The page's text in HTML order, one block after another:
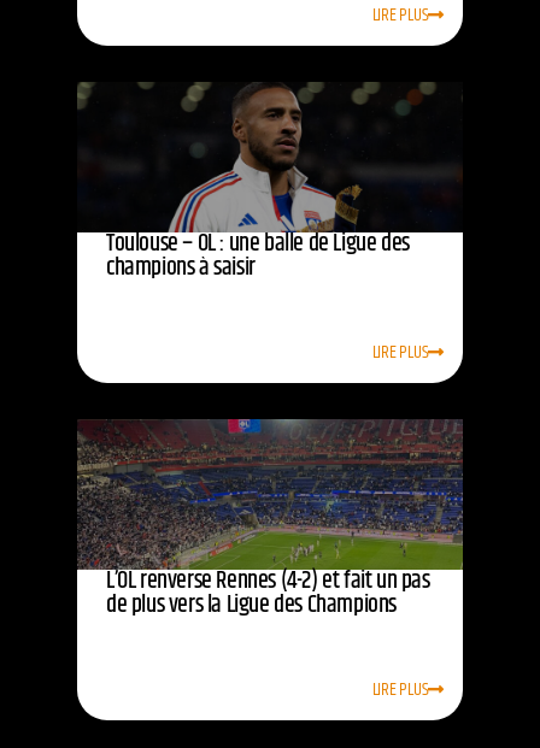
LIRE PLUS
Toulouse – OL : une balle de Ligue des
champions à saisir
LIRE PLUS
L’OL renverse Rennes (4-2) et fait un pas
de plus vers la Ligue des Champions
LIRE PLUS